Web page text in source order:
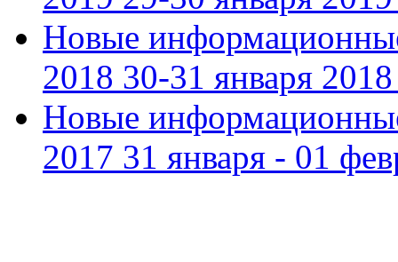
Новые
2018 30-31 января 2018
Новые
2017 31 января - 01